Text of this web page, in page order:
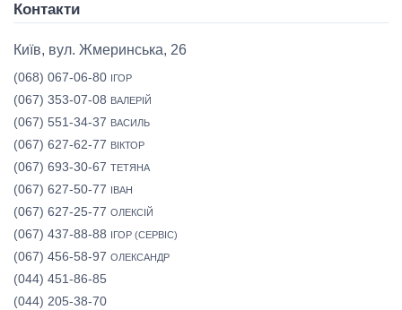
Контакти
Київ, вул. Жмеринська, 26
(068) 067-06-80 ІГОР
(067) 353-07-08 ВАЛЕРІЙ
(067) 551-34-37 ВАСИЛЬ
(067) 627-62-77 ВІКТОР
(067) 693-30-67 ТЕТЯНА
(067) 627-50-77 ІВАН
(067) 627-25-77 ОЛЕКСІЙ
(067) 437-88-88 ІГОР (СЕРВІС)
(067) 456-58-97 ОЛЕКСАНДР
(044) 451-86-85
(044) 205-38-70